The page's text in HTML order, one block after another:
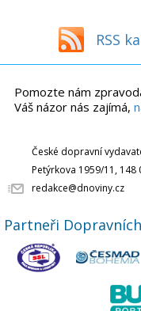
RSS
Pomozte nám
Váš názor nás zajímá,
České dopravní
Petýrkova 1959/11, 148
redakce@dnoviny.cz
Partneři